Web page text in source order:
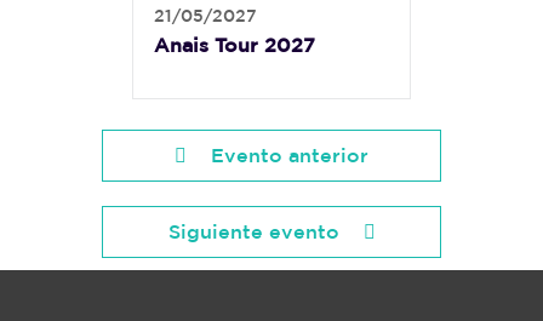
21/05/2027
Anais Tour 2027
Evento anterior
Siguiente evento